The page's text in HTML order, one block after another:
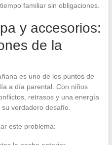
familiar sin obligaciones.
y accesorios:
de la
es uno de los puntos de
a día parental. Con niños
retrasos y una energía
verdadero desafío.
este problema: